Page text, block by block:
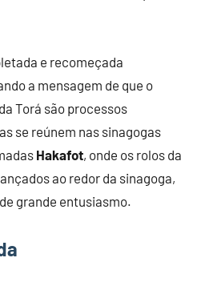
e recomeçada
a mensagem de que o
Torá são processos
se reúnem nas sinagogas
Hakafot, onde os rolos da
ao redor da sinagoga,
grande entusiasmo.